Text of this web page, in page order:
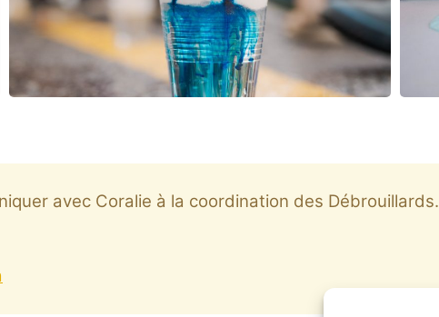
avec Coralie à la coordination des Débrouillards.